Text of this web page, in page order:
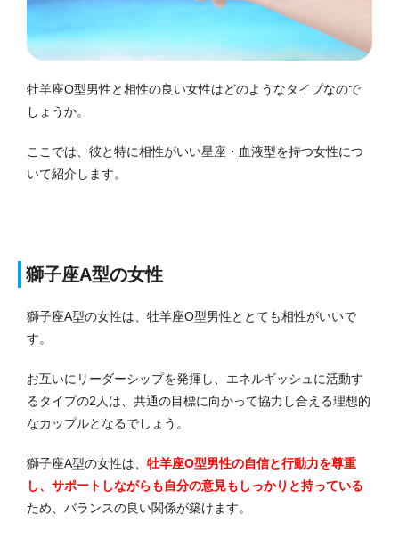
牡羊座O型男性と相性の良い女性はどのようなタイプなので
しょうか。
ここでは、彼と特に相性がいい星座・血液型を持つ女性につ
いて紹介します。
獅子座A型の女性
獅子座A型の女性は、牡羊座O型男性ととても相性がいいで
す。
お互いにリーダーシップを発揮し、エネルギッシュに活動す
るタイプの2人は、共通の目標に向かって協力し合える理想的
なカップルとなるでしょう。
獅子座A型の女性は、 牡羊座O型男性の自信と行動力を尊重
し、サポートしながらも自分の意見もしっかりと持っている
ため、バランスの良い関係が築けます。